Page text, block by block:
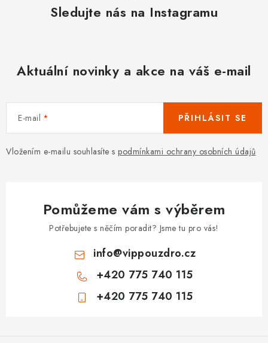
Sledujte nás na Instagramu
Aktuální novinky a akce na váš e-mail
E-mail
Vložením e-mailu souhlasíte s podmínkami ochrany osobních údajů
PŘIHLÁSIT SE
Pomůžeme vám s výběrem
Potřebujete s něčím poradit? Jsme tu pro vás!
info@vippouzdro.cz
+420 775 740 115
+420 775 740 115